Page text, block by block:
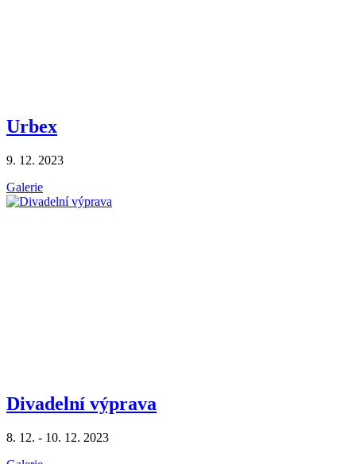
Urbex
9. 12. 2023
Galerie
Divadelní výprava
8. 12. - 10. 12. 2023